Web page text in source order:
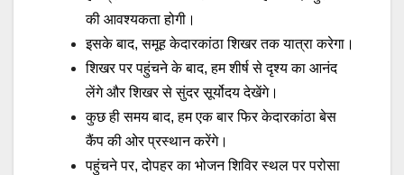
की आवश्यकता होगी।
इसके बाद, समूह केदारकांठा शिखर तक यात्रा करेगा।
शिखर पर पहुंचने के बाद, हम शीर्ष से दृश्य का आनंद
लेंगे और शिखर से सुंदर सूर्योदय देखेंगे।
कुछ ही समय बाद, हम एक बार फिर केदारकांठा बेस
कैंप की ओर प्रस्थान करेंगे।
पहुंचने पर, दोपहर का भोजन शिविर स्थल पर परोसा